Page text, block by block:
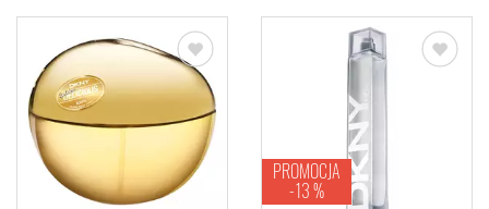
PROMOCJA
-13 %